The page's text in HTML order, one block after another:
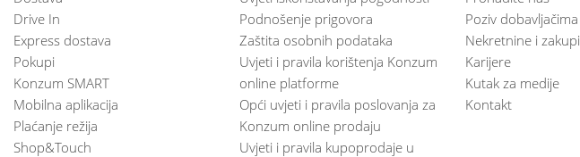
Drive In
Express dostava
Pokupi
Konzum SMART
Mobilna aplikacija
Plaćanje režija
Shop&Touch
Podnošenje prigovora
Zaštita osobnih podataka
Uvjeti i pravila korištenja Konzum
online platforme
Opći uvjeti i pravila poslovanja za
Konzum online prodaju
Uvjeti i pravila kupoprodaje u
Poziv dobavljačima
Nekretnine i zakupi
Karijere
Kutak za medije
Kontakt